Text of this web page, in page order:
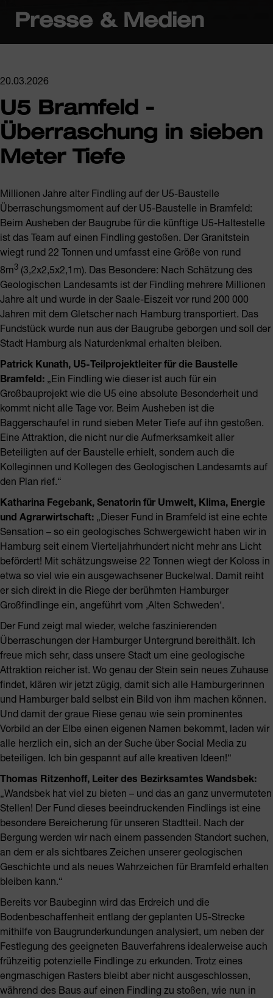
Presse & Medien
20.03.2026
U5 Bramfeld -
Überraschung in sieben
Meter Tiefe
Millionen Jahre alter Findling auf der U5-Baustelle
Überraschungsmoment auf der U5-Baustelle in Bramfeld:
Beim Ausheben der Baugrube für die künftige U5-Haltestelle
ist das Team auf einen Findling gestoßen. Der Granitstein
wiegt rund 22 Tonnen und umfasst eine Größe von rund
8m3 (3,2x2,5x2,1m). Das Besondere: Nach Schätzung des
Geologischen Landesamts ist der Findling mehrere Millionen
Jahre alt und wurde in der Saale-Eiszeit vor rund 200 000
Jahren mit dem Gletscher nach Hamburg transportiert. Das
Fundstück wurde nun aus der Baugrube geborgen und soll der
Stadt Hamburg als Naturdenkmal erhalten bleiben.
Patrick Kunath, U5-Teilprojektleiter für die Baustelle
Bramfeld: „Ein Findling wie dieser ist auch für ein
Großbauprojekt wie die U5 eine absolute Besonderheit und
kommt nicht alle Tage vor. Beim Ausheben ist die
Baggerschaufel in rund sieben Meter Tiefe auf ihn gestoßen.
Eine Attraktion, die nicht nur die Aufmerksamkeit aller
Beteiligten auf der Baustelle erhielt, sondern auch die
Kolleginnen und Kollegen des Geologischen Landesamts auf
den Plan rief.“
Katharina Fegebank, Senatorin für Umwelt, Klima, Energie
und Agrarwirtschaft: „Dieser Fund in Bramfeld ist eine echte
Sensation – so ein geologisches Schwergewicht haben wir in
Hamburg seit einem Vierteljahrhundert nicht mehr ans Licht
befördert! Mit schätzungsweise 22 Tonnen wiegt der Koloss in
etwa so viel wie ein ausgewachsener Buckelwal. Damit reiht
er sich direkt in die Riege der berühmten Hamburger
Großfindlinge ein, angeführt vom ‚Alten Schweden‘.
Der Fund zeigt mal wieder, welche faszinierenden
Überraschungen der Hamburger Untergrund bereithält. Ich
freue mich sehr, dass unsere Stadt um eine geologische
Attraktion reicher ist. Wo genau der Stein sein neues Zuhause
findet, klären wir jetzt zügig, damit sich alle Hamburgerinnen
und Hamburger bald selbst ein Bild von ihm machen können.
Und damit der graue Riese genau wie sein prominentes
Vorbild an der Elbe einen eigenen Namen bekommt, laden wir
alle herzlich ein, sich an der Suche über Social Media zu
beteiligen. Ich bin gespannt auf alle kreativen Ideen!“
Thomas Ritzenhoff, Leiter des Bezirksamtes Wandsbek:
„Wandsbek hat viel zu bieten – und das an ganz unvermuteten
Stellen! Der Fund dieses beeindruckenden Findlings ist eine
besondere Bereicherung für unseren Stadtteil. Nach der
Bergung werden wir nach einem passenden Standort suchen,
an dem er als sichtbares Zeichen unserer geologischen
Geschichte und als neues Wahrzeichen für Bramfeld erhalten
bleiben kann.“
Bereits vor Baubeginn wird das Erdreich und die
Bodenbeschaffenheit entlang der geplanten U5-Strecke
mithilfe von Baugrunderkundungen analysiert, um neben der
Festlegung des geeigneten Bauverfahrens idealerweise auch
frühzeitig potenzielle Findlinge zu erkunden. Trotz eines
engmaschigen Rasters bleibt aber nicht ausgeschlossen,
während des Baus auf einen Findling zu stoßen, wie nun in